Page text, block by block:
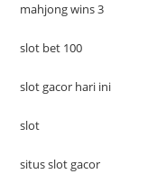
mahjong wins 3
slot bet 100
slot gacor hari ini
slot
situs slot gacor